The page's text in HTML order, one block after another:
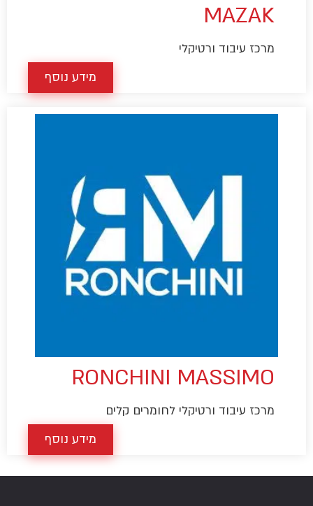
MAZAK
מרכז עיבוד ורטיקלי
מידע נוסף
RONCHINI MASSIMO
מרכז עיבוד ורטיקלי לחומרים קלים
מידע נוסף